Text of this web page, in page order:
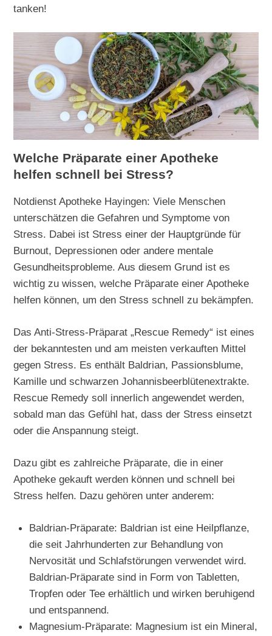
tanken!
Welche Präparate einer Apotheke
helfen schnell bei Stress?
Notdienst Apotheke Hayingen: Viele Menschen
unterschätzen die Gefahren und Symptome von
Stress. Dabei ist Stress einer der Hauptgründe für
Burnout, Depressionen oder andere mentale
Gesundheitsprobleme. Aus diesem Grund ist es
wichtig zu wissen, welche Präparate einer Apotheke
helfen können, um den Stress schnell zu bekämpfen.
Das Anti-Stress-Präparat „Rescue Remedy“ ist eines
der bekanntesten und am meisten verkauften Mittel
gegen Stress. Es enthält Baldrian, Passionsblume,
Kamille und schwarzen Johannisbeerblütenextrakte.
Rescue Remedy soll innerlich angewendet werden,
sobald man das Gefühl hat, dass der Stress einsetzt
oder die Anspannung steigt.
Dazu gibt es zahlreiche Präparate, die in einer
Apotheke gekauft werden können und schnell bei
Stress helfen. Dazu gehören unter anderem:
Baldrian-Präparate: Baldrian ist eine Heilpflanze,
die seit Jahrhunderten zur Behandlung von
Nervosität und Schlafstörungen verwendet wird.
Baldrian-Präparate sind in Form von Tabletten,
Tropfen oder Tee erhältlich und wirken beruhigend
und entspannend.
Magnesium-Präparate: Magnesium ist ein Mineral,